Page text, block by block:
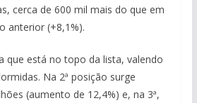
cerca de 600 mil mais do que em
anterior (+8,1%).
que está no topo da lista, valendo
Na 2ª posição surge
(aumento de 12,4%) e, na 3ª,